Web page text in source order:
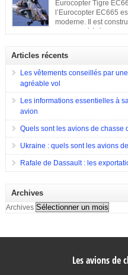
son souhait de développer un
également capable d’endosser
sont entrées en compétition pour
Eurocopter Tigre
l’Eurocopter EC665
moderne. Il est
est destiné à équiper
construit afin d’assurer les
forces terrestres. Il a été utilisé en
Eurocopter Tigre EC655
Articles récents
Les vêtements conseillés par
agréable vol
Les informations essentielles à
avion
Quels sont les avions de chasse
Ukraine : quels sont les avions
Rafale de Dassault : les
Archives
Archives
Les avions de